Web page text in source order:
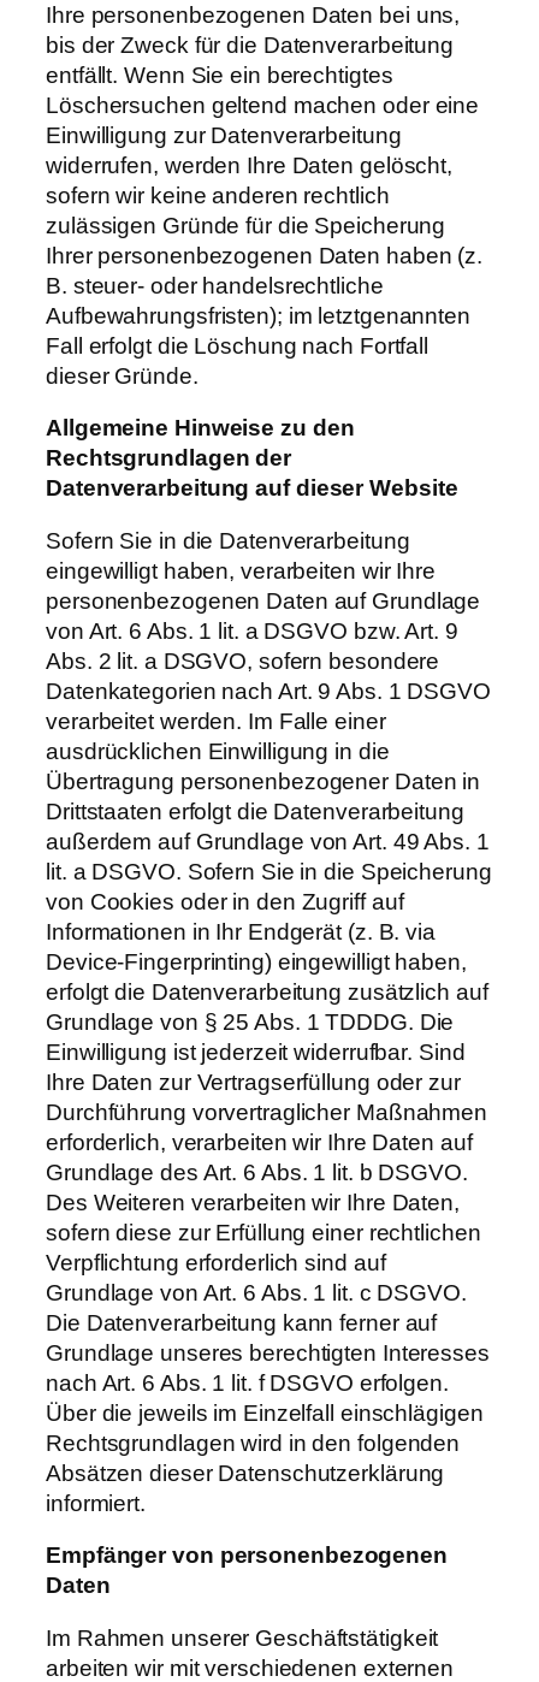
Ihre personenbezogenen Daten bei uns,
bis der Zweck für die Datenverarbeitung
entfällt. Wenn Sie ein berechtigtes
Löschersuchen geltend machen oder eine
Einwilligung zur Datenverarbeitung
widerrufen, werden Ihre Daten gelöscht,
sofern wir keine anderen rechtlich
zulässigen Gründe für die Speicherung
Ihrer personenbezogenen Daten haben (z.
B. steuer- oder handelsrechtliche
Aufbewahrungsfristen); im letztgenannten
Fall erfolgt die Löschung nach Fortfall
dieser Gründe.
Allgemeine Hinweisezu den
Rechtsgrundlagender
DatenverarbeitungaufdieserWebsite
Sofern Sie in die Datenverarbeitung
eingewilligt haben, verarbeiten wir Ihre
personenbezogenen Daten auf Grundlage
von Art. 6 Abs. 1 lit. a DSGVO bzw. Art. 9
Abs. 2 lit. a DSGVO, sofern besondere
Datenkategorien nach Art. 9 Abs. 1 DSGVO
verarbeitet werden. Im Falle einer
ausdrücklichen Einwilligung in die
Übertragung personenbezogener Daten in
Drittstaaten erfolgt die Datenverarbeitung
außerdem auf Grundlage von Art. 49 Abs. 1
lit. a DSGVO. Sofern Sie in die Speicherung
von Cookies oder in den Zugriff auf
Informationen in Ihr Endgerät (z. B. via
Device-Fingerprinting) eingewilligt haben,
erfolgt die Datenverarbeitung zusätzlich auf
Grundlage von § 25 Abs. 1 TDDDG. Die
Einwilligung ist jederzeit widerrufbar. Sind
Ihre Daten zur Vertragserfüllung oder zur
Durchführung vorvertraglicher Maßnahmen
erforderlich, verarbeiten wir Ihre Daten auf
Grundlage des Art. 6 Abs. 1 lit. b DSGVO.
Des Weiteren verarbeiten wir Ihre Daten,
sofern diese zur Erfüllung einer rechtlichen
Verpflichtung erforderlich sind auf
Grundlage von Art. 6 Abs. 1 lit. c DSGVO.
Die Datenverarbeitung kann ferner auf
Grundlage unseres berechtigten Interesses
nach Art. 6 Abs. 1 lit. f DSGVO erfolgen.
Über die jeweils im Einzelfall einschlägigen
Rechtsgrundlagen wird in den folgenden
Absätzen dieser Datenschutzerklärung
informiert.
Empfängervon personenbezogenen
Daten
Im Rahmen unserer Geschäftstätigkeit
arbeiten wir mit verschiedenen externen